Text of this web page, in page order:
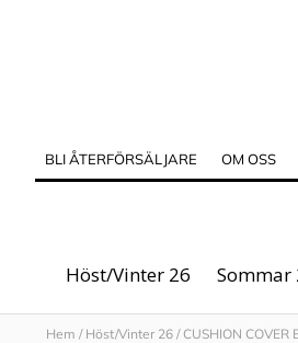
BLI ÅTERFÖRSÄLJARE OM OSS
Höst/Vinter 26 Sommar
Hem / Höst/Vinter 26 / CUSHION COVER